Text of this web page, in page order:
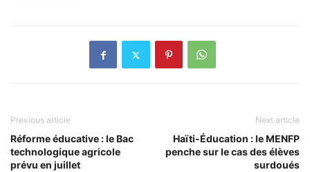
Previous article
Réforme éducative : le Bac
technologique agricole
prévu en juillet
Next article
Haïti-Éducation : le MENFP
penche sur le cas des élèves
surdoués